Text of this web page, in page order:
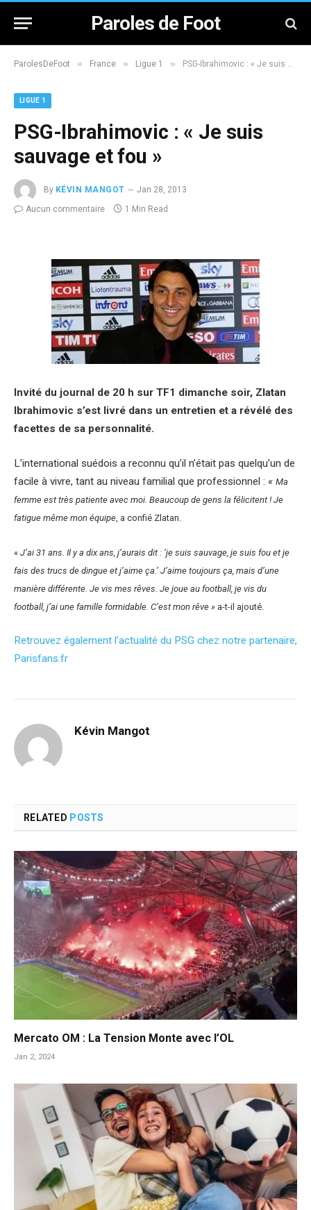
Paroles de Foot
ParolesDeFoot » France » Ligue 1 » PSG-Ibrahimovic : « Je suis sauvage et fou »
LIGUE 1
PSG-Ibrahimovic : « Je suis
sauvage et fou »
By KÉVIN MANGOT
Jan 28, 2013
Aucun commentaire
1 Min Read
Invité du journal de 20 h sur TF1 dimanche soir, Zlatan
Ibrahimovic s’est livré dans un entretien et a révélé des
facettes de sa personnalité.
L’international suédois a reconnu qu’il n’était pas quelqu’un de
facile à vivre, tant au niveau familial que professionnel : « Ma
femme est très patiente avec moi. Beaucoup de gens la félicitent ! Je
fatigue même mon équipe , a confié Zlatan.
« J’ai 31 ans. Il y a dix ans, j’aurais dit : ‘je suis sauvage, je suis fou et je
fais des trucs de dingue et j’aime ça.’ J’aime toujours ça, mais d’une
manière différente. Je vis mes rêves. Je joue au football, je vis du
football, j’ai une famille formidable. C’est mon rêve » a-t-il ajouté.
Retrouvez également l’actualité du PSG chez notre partenaire,
Parisfans.fr
Kévin Mangot
RELATED POSTS
Mercato OM : La Tension Monte avec l’OL
Jan 2, 2024